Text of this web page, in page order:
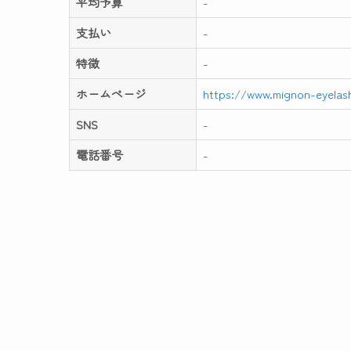
支払い
-
特徴
-
ホームページ
https://www.mignon-
SNS
-
電話番号
-